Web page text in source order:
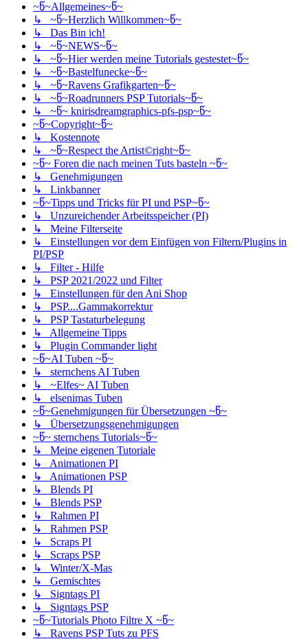
~წ~Allgemeines~წ~
↳ ~წ~Herzlich Willkommen~წ~
↳ Das Bin ich!
↳ ~წ~NEWS~წ~
↳ ~წ~Hier werden meine Tutorials gestestet~წ~
↳ ~წ~Bastelfunecke~წ~
↳ ~წ~Ravens Grafikgarten~წ~
↳ ~წ~Roadrunners PSP Tutorials~წ~
↳ ~წ~ knirisdreamgraphics-pfs-psp~წ~
~წ~Copyright~წ~
↳ Kostennote
↳ ~წ~Respect the Artist©right~წ~
~წ~ Foren die nach meinen Tuts basteln ~წ~
↳ Genehmigungen
↳ Linkbanner
~წ~Tipps und Tricks für PI und PSP~წ~
↳ Unzureichender Arbeitsspeicher (PI)
↳ Meine Filterseite
↳ Einstellungen vor dem Einfügen von Filtern/Plugins in
PI/PSP
↳ Filter - Hilfe
↳ PSP 2021/2022 und Filter
↳ Einstellungen für den Ani Shop
↳ PSP....Gammakorrektur
↳ PSP Tastaturbelegung
↳ Allgemeine Tipps
↳ Plugin Commander light
~წ~AI Tuben ~წ~
↳ sternchens AI Tuben
↳ ~Elfes~ AI Tuben
↳ elsenimas Tuben
~წ~Genehmigungen für Übersetzungen ~წ~
↳ Übersetzungsgenehmigungen
~წ~ sternchens Tutorials~წ~
↳ Meine eigenen Tutoriale
↳ Animationen PI
↳ Animationen PSP
↳ Blends PI
↳ Blends PSP
↳ Rahmen PI
↳ Rahmen PSP
↳ Scraps PI
↳ Scraps PSP
↳ Winter/X-Mas
↳ Gemischtes
↳ Signtags PI
↳ Signtags PSP
~წ~Tutorials Photo Filtre X ~წ~
↳ Ravens PSP Tuts zu PFS